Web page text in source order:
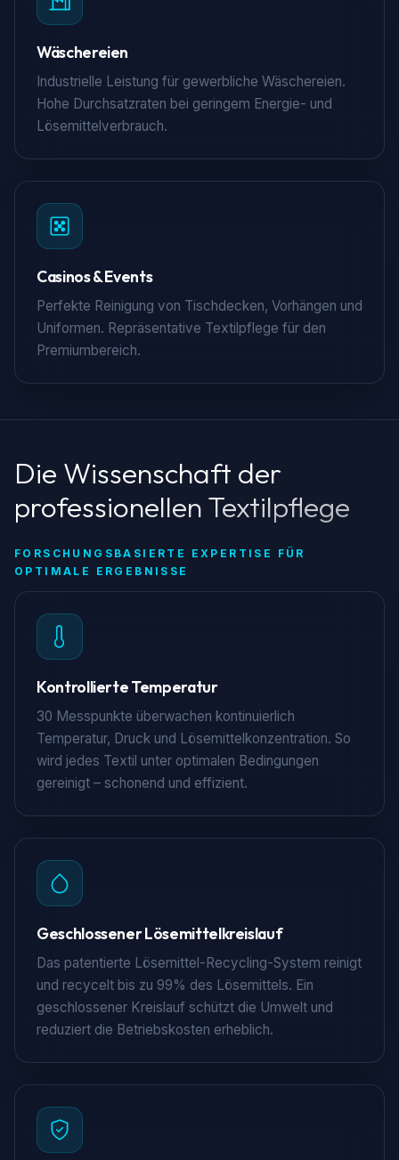
Wäschereien
Industrielle Leistung für gewerbliche Wäschereien.
Hohe Durchsatzraten bei geringem Energie- und
Lösemittelverbrauch.
Casinos & Events
Perfekte Reinigung von Tischdecken, Vorhängen und
Uniformen. Repräsentative Textilpflege für den
Premiumbereich.
Die Wissenschaft der
professionellen Textilpflege
FORSCHUNGSBASIERTE EXPERTISE FÜR
OPTIMALE ERGEBNISSE
Kontrollierte Temperatur
30 Messpunkte überwachen kontinuierlich
Temperatur, Druck und Lösemittelkonzentration. So
wird jedes Textil unter optimalen Bedingungen
gereinigt – schonend und effizient.
Geschlossener Lösemittelkreislauf
Das patentierte Lösemittel-Recycling-System reinigt
und recycelt bis zu 99% des Lösemittels. Ein
geschlossener Kreislauf schützt die Umwelt und
reduziert die Betriebskosten erheblich.